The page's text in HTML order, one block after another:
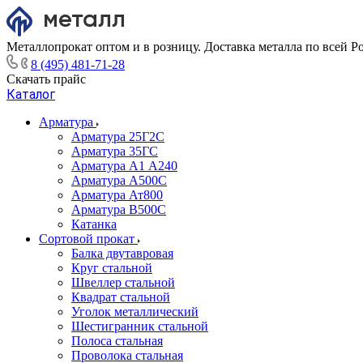
Металлопрокат оптом и в розницу. Доставка металла по всей
8 (495) 481-71-28
Скачать прайс
Каталог
Арматура
Арматура 25Г2С
Арматура 35ГС
Арматура А1 А240
Арматура А500С
Арматура Ат800
Арматура В500С
Катанка
Сортовой прокат
Балка двутавровая
Круг стальной
Швеллер стальной
Квадрат стальной
Уголок металлический
Шестигранник стальной
Полоса стальная
Проволока стальная